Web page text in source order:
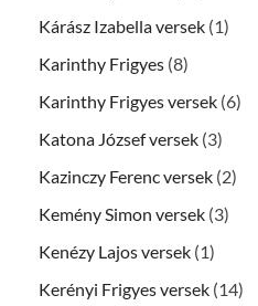
Kárász Izabella versek (1)
Karinthy Frigyes (8)
Karinthy Frigyes versek (6)
Katona József versek (3)
Kazinczy Ferenc versek (2)
Kemény Simon versek (3)
Kenézy Lajos versek (1)
Kerényi Frigyes versek (14)